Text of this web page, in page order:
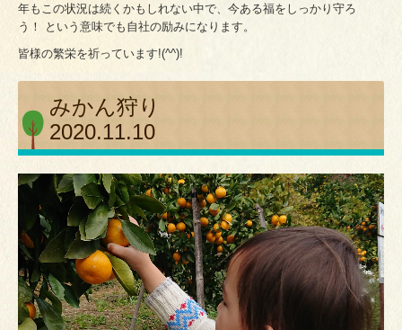
年もこの状況は続くかもしれない中で、今ある福をしっかり守ろ
う！ という意味でも自社の励みになります。
皆様の繁栄を祈っています!(^^)!
みかん狩り
2020.11.10